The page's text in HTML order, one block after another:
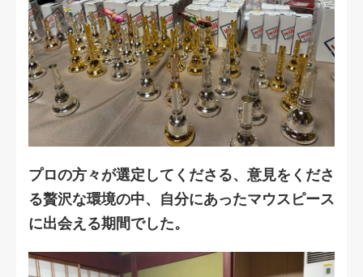
プロの方々が選定してくださる、意見をくださ
る贅沢な環境の中、自分にあったマウスピース
に出会える期間でした。